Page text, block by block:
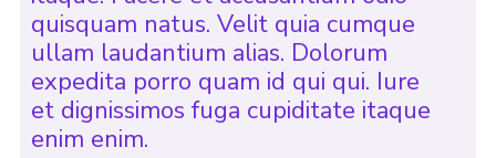
quisquam natus. Velit quia cumque
ullam laudantium alias. Dolorum
expedita porro quam id qui qui. Iure
et dignissimos fuga cupiditate itaque
enim enim.